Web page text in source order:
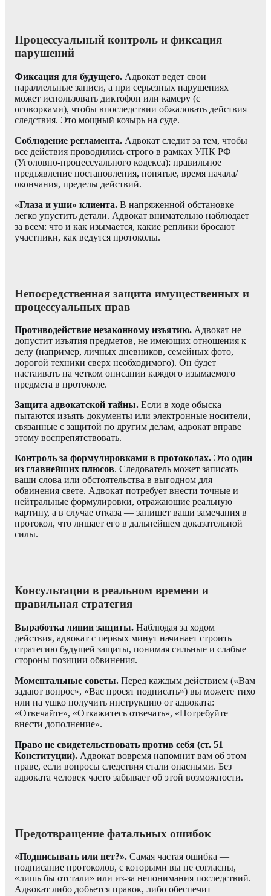
Процессуальный контроль и фиксация
нарушений
Фиксация для будущего. Адвокат ведет свои
параллельные записи, а при серьезных нарушениях
может использовать диктофон или камеру (с
оговорками), чтобы впоследствии обжаловать действия
следствия. Это мощный козырь на суде.
Соблюдение регламента. Адвокат следит за тем, чтобы
все действия проводились строго в рамках УПК РФ
(Уголовно-процессуального кодекса): правильное
предъявление постановления, понятые, время начала/
окончания, пределы действий.
«Глаза и уши» клиента. В напряженной обстановке
легко упустить детали. Адвокат внимательно наблюдает
за всем: что и как изымается, какие реплики бросают
участники, как ведутся протоколы.
Непосредственная защита имущественных и
процессуальных прав
Противодействие незаконному изъятию. Адвокат не
допустит изъятия предметов, не имеющих отношения к
делу (например, личных дневников, семейных фото,
дорогой техники сверх необходимого). Он будет
настаивать на четком описании каждого изымаемого
предмета в протоколе.
Защита адвокатской тайны. Если в ходе обыска
пытаются изъять документы или электронные носители,
связанные с защитой по другим делам, адвокат вправе
этому воспрепятствовать.
Контроль за формулировками в протоколах. Это один
из главнейших плюсов. Следователь может записать
ваши слова или обстоятельства в выгодном для
обвинения свете. Адвокат потребует внести точные и
нейтральные формулировки, отражающие реальную
картину, а в случае отказа — запишет ваши замечания в
протокол, что лишает его в дальнейшем доказательной
силы.
Консультации в реальном времени и
правильная стратегия
Выработка линии защиты. Наблюдая за ходом
действия, адвокат с первых минут начинает строить
стратегию будущей защиты, понимая сильные и слабые
стороны позиции обвинения.
Моментальные советы. Перед каждым действием («Вам
задают вопрос», «Вас просят подписать») вы можете тихо
или на ушко получить инструкцию от адвоката:
«Отвечайте», «Откажитесь отвечать», «Потребуйте
внести дополнение».
Право не свидетельствовать против себя (ст. 51
Конституции). Адвокат вовремя напомнит вам об этом
праве, если вопросы следствия стали опасными. Без
адвоката человек часто забывает об этой возможности.
Предотвращение фатальных ошибок
«Подписывать или нет?». Самая частая ошибка —
подписание протоколов, с которыми вы не согласны,
«лишь бы отстали» или из-за непонимания последствий.
Адвокат либо добьется правок, либо обеспечит